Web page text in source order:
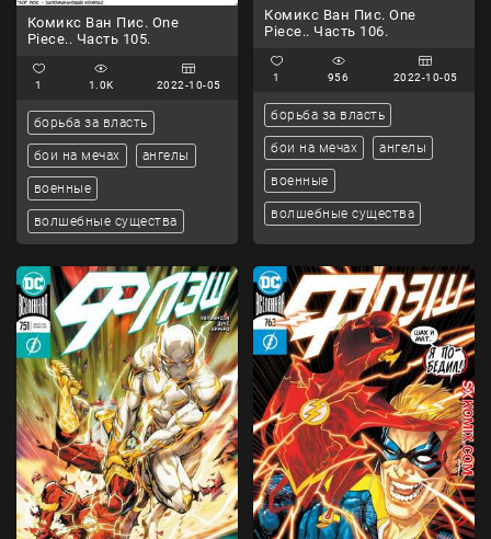
Комикс Ван Пис. One
Piece.. Часть 105.
1 1.0K 2022-10-05
борьба за власть
бои на мечах ангелы
военные
волшебные существа
Комикс Ван Пис. One
Piece.. Часть 106.
1 956 2022-10-05
борьба за власть
бои на мечах ангелы
военные
волшебные существа